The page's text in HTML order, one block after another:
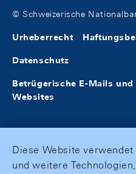
© Schweizerische
Urheberrecht
Datenschutz
Betrügerische E-Mails
Websites
Diese Website
und weitere